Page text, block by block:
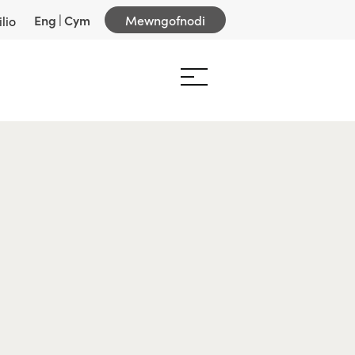
Eng |Cym Mewngofnodi